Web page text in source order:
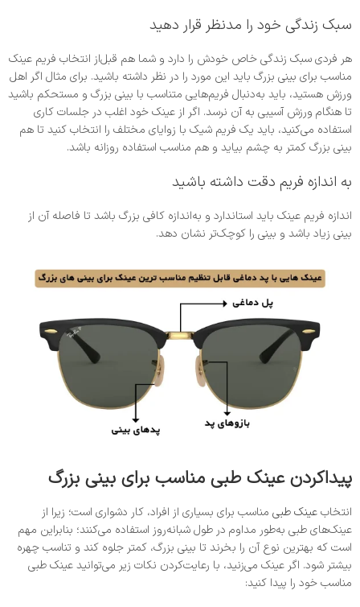
سبک زندگی خود را مدنظر قرار دهید
هر فردی سبک زندگی خاص خودش را دارد و شما هم قبل‌از انتخاب فریم عینک
مناسب برای بینی بزرگ باید این مورد را در نظر داشته باشید. برای مثال اگر اهل
ورزش هستید، باید به‌دنبال فریم‌هایی متناسب با بینی بزرگ و مستحکم باشید
تا هنگام ورزش آسیبی به آن نرسد. اگر از عینک خود اغلب در جلسات کاری
استفاده می‌کنید، باید یک فریم شیک با زوایای مختلف را انتخاب کنید تا هم
بینی بزرگ کمتر به چشم بیاید و هم مناسب استفاده روزانه باشد.
به اندازه فریم دقت داشته باشید
اندازه فریم عینک باید استاندارد و به‌اندازه کافی بزرگ باشد تا فاصله آن از
بینی زیاد باشد و بینی را کوچک‌تر نشان دهد.
پیدا‌کردن عینک طبی مناسب برای بینی بزرگ
انتخابعینک طبی مناسب برای بسیاری از افراد، کار دشواری است؛ زیرا از
عینک‌های طبی به‌طور مداوم در طول شبانه‌روز استفاده می‌کنند؛ بنابراین مهم
است که بهترین نوع آن را بخرند تا بینی بزرگ، کمتر جلوه کند و تناسب چهره
بیشتر شود. اگر عینک می‌زنید، با رعایت‌کردن نکات زیر می‌توانید عینک طبی
مناسب خود را پیدا کنید: